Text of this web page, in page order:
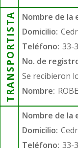
TRANSPORTISTA Nombre de la
Domicilio:
Teléfono: 33-
No. de
Se recibieron
Nombre:
Nombre de la
Domicilio:
Teléfono: 33-